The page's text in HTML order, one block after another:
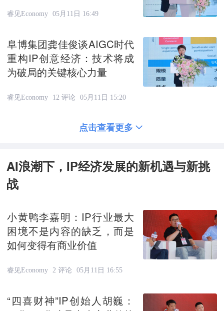
睿见Economy 05月11日 16:49
阜博集团龚佳俊谈AIGC时代
重构IP创意经济：技术将成
为破局的关键核心力量
睿见Economy 12 评论 05月11日 15:20
点击查看更多
AI浪潮下，IP经济发展的新机遇与新挑
战
小黄鸭李嘉明：IP行业最大
困境不是内容的缺乏，而是
如何变得有商业价值
睿见Economy 2 评论 05月11日 16:55
“四喜财神”IP创始人胡巍：